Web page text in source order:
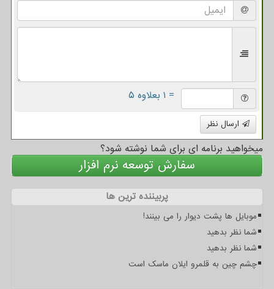
= ۱ بعلاوه ۵
ارسال نظر
میخواهید برنامه ای برای شما نوشته شود؟
سفارش توسعه نرم افزار
پربیننده ترین ها
موبایل ها پشت دیوار را می بینند!
شما نظر بدهید
شما نظر بدهید
چشم چین به قلمرو ایلان ماسک است